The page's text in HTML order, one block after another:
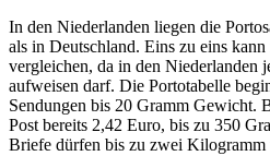
In den Niederlanden liegen die
als in Deutschland. Eins zu eins
vergleichen, da in den Niederlanden
aufweisen darf. Die Portotabelle
Sendungen bis 20 Gramm Gewicht.
Post bereits 2,42 Euro, bis zu 350
Briefe dürfen bis zu zwei